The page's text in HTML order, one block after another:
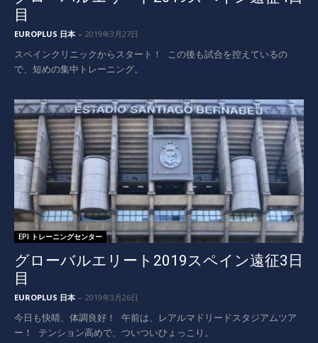
目
EUROPLUS 日本 - 2019年3月27日
スペインクリニックからスタート！ この後も試合を控えているの
で、短めの集中トレーニング。
EPI トレーニングセンター
グローバルエリート2019スペイン遠征3日
目
EUROPLUS 日本 - 2019年3月26日
今日も快晴、体調良好！ 午前は、レアルマドリードスタジアムツア
ー！ テンション高めで、ついついひょっこり。